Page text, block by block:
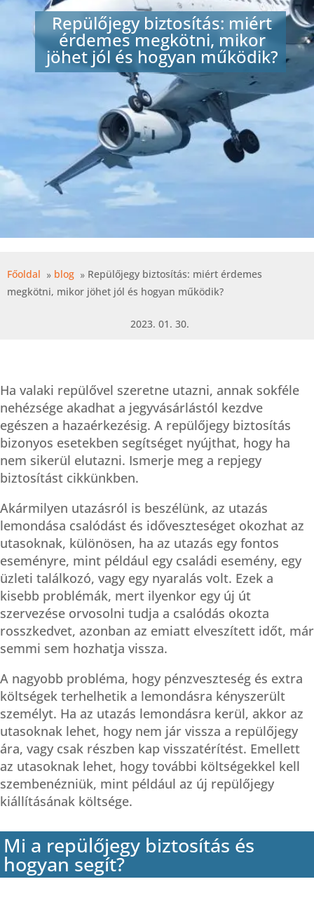
Repülőjegy biztosítás: miért
érdemes megkötni, mikor
jöhet jól és hogyan működik?
Főoldal blog
Repülőjegy biztosítás: miért érdemes
megkötni, mikor jöhet jól és hogyan működik?
2023. 01. 30.
Ha valaki repülővel szeretne utazni, annak sokféle
nehézsége akadhat a jegyvásárlástól kezdve
egészen a hazaérkezésig. A repülőjegy biztosítás
bizonyos esetekben segítséget nyújthat, hogy ha
nem sikerül elutazni. Ismerje meg a repjegy
biztosítást cikkünkben.
Akármilyen utazásról is beszélünk, az utazás
lemondása csalódást és időveszteséget okozhat az
utasoknak, különösen, ha az utazás egy fontos
eseményre, mint például egy családi esemény, egy
üzleti találkozó, vagy egy nyaralás volt. Ezek a
kisebb problémák, mert ilyenkor egy új út
szervezése orvosolni tudja a csalódás okozta
rosszkedvet, azonban az emiatt elveszített időt, már
semmi sem hozhatja vissza.
A nagyobb probléma, hogy pénzveszteség és extra
költségek terhelhetik a lemondásra kényszerült
személyt. Ha az utazás lemondásra kerül, akkor az
utasoknak lehet, hogy nem jár vissza a repülőjegy
ára, vagy csak részben kap visszatérítést. Emellett
az utasoknak lehet, hogy további költségekkel kell
szembenézniük, mint például az új repülőjegy
kiállításának költsége.
Mi a repülőjegy biztosítás és
hogyan segít?